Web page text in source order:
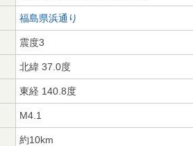
福島県浜通り
震度3
北緯 37.0度
東経 140.8度
M4.1
約10km